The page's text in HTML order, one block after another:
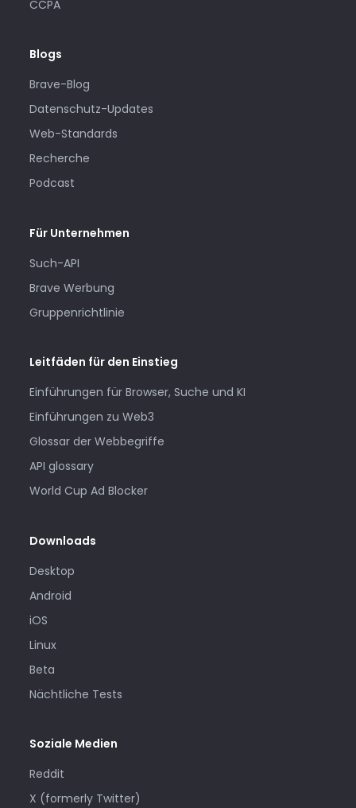
CCPA
Blogs
Brave-Blog
Datenschutz-Updates
Web-Standards
Recherche
Podcast
Für Unternehmen
Such-API
Brave Werbung
Gruppenrichtlinie
Leitfäden für den Einstieg
Einführungen für Browser, Suche und KI
Einführungen zu Web3
Glossar der Webbegriffe
API glossary
World Cup Ad Blocker
Downloads
Desktop
Android
iOS
Linux
Beta
Nächtliche Tests
Soziale Medien
Reddit
X (formerly Twitter)